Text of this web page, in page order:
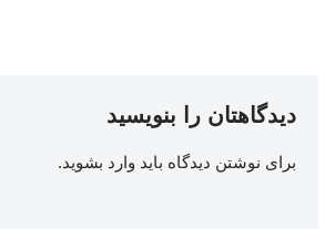
دیدگاهتان را بنویسید
برای نوشتن دیدگاه باید وارد بشوید.